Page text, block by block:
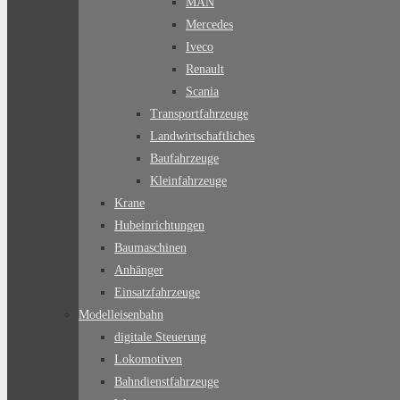
Mercedes
Iveco
Renault
Scania
Transportfahrzeuge
Landwirtschaftliches
Baufahrzeuge
Kleinfahrzeuge
Krane
Hubeinrichtungen
Baumaschinen
Anhänger
Einsatzfahrzeuge
Modelleisenbahn
digitale Steuerung
Lokomotiven
Bahndienstfahrzeuge